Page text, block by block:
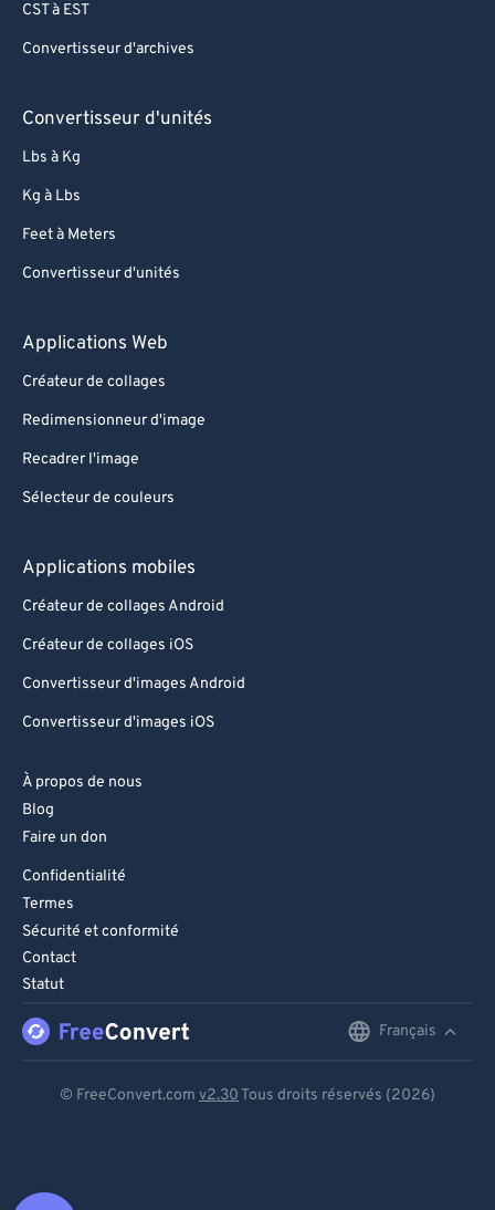
CST à EST
Convertisseur d'archives
Convertisseur d'unités
Lbs à Kg
Kg à Lbs
Feet à Meters
Convertisseur d'unités
Applications Web
Créateur de collages
Redimensionneur d'image
Recadrer l'image
Sélecteur de couleurs
Applications mobiles
Créateur de collages Android
Créateur de collages iOS
Convertisseur d'images Android
Convertisseur d'images iOS
À propos de nous
Blog
Faire un don
Confidentialité
Termes
Sécurité et conformité
Contact
Statut
Français
© FreeConvert.com v2.30 Tous droits réservés (2026)